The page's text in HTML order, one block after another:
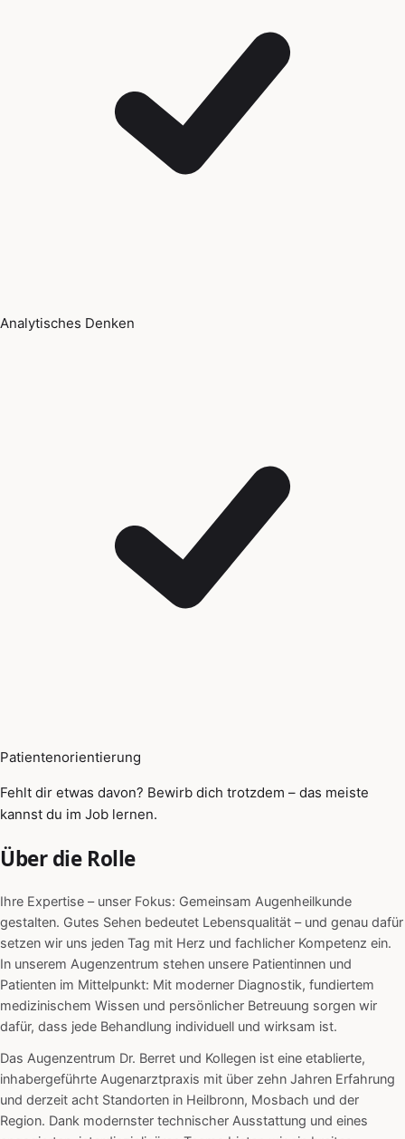
Analytisches Denken
Patientenorientierung
Fehlt dir etwas davon? Bewirb dich trotzdem – das meiste
kannst du im Job lernen.
Über die Rolle
Ihre Expertise – unser Fokus: Gemeinsam Augenheilkunde
gestalten. Gutes Sehen bedeutet Lebensqualität – und genau dafür
setzen wir uns jeden Tag mit Herz und fachlicher Kompetenz ein.
In unserem Augenzentrum stehen unsere Patientinnen und
Patienten im Mittelpunkt: Mit moderner Diagnostik, fundiertem
medizinischem Wissen und persönlicher Betreuung sorgen wir
dafür, dass jede Behandlung individuell und wirksam ist.
Das Augenzentrum Dr. Berret und Kollegen ist eine etablierte,
inhabergeführte Augenarztpraxis mit über zehn Jahren Erfahrung
und derzeit acht Standorten in Heilbronn, Mosbach und der
Region. Dank modernster technischer Ausstattung und eines